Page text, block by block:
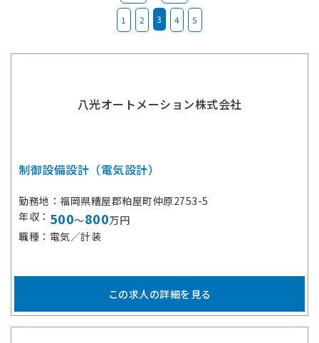
1 2 3 4 5
八光オートメーション株式会社
制御設備設計（電気設計）
勤務地
福岡県糟屋郡粕屋町仲原2753-5
年収
500～800万円
職種
電気／計装
この求人の詳細を見る